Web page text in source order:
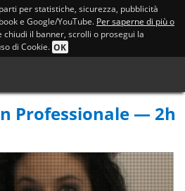
per statistiche, sicurezza, pubblicità
e Google/YouTube. Per saperne di più o
chiudi il banner, scrolli o prosegui la
di Cookie. OK
Professionale — 2h